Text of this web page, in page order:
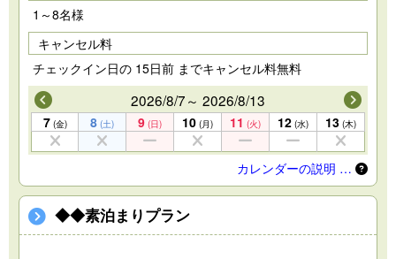
1～8名様
キャンセル料
チェックイン日の 15日前 までキャンセル料無料
2026/8/7～ 2026/8/13
7 (金) 8 (土) 9 (日) 10 (月) 11 (火) 12 (水) 13 (木)
カレンダーの説明 …
◆◆素泊まりプラン